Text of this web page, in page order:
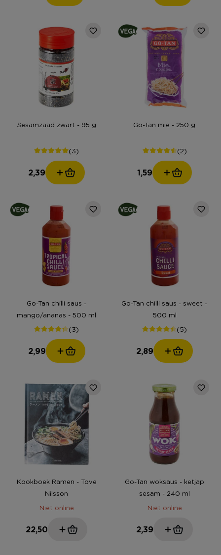
Sesamzaad zwart - 95 g
(3)
2,39
Go-Tan mie - 250 g
(2)
1,59
Go-Tan chilli saus -
mango/ananas - 500 ml
(3)
2,99
Go-Tan chilli saus - sweet -
500 ml
(5)
2,89
Kookboek Ramen - Tove
Nilsson
Niet online
22,50
Go-Tan woksaus - ketjap
sesam - 240 ml
Niet online
2,39